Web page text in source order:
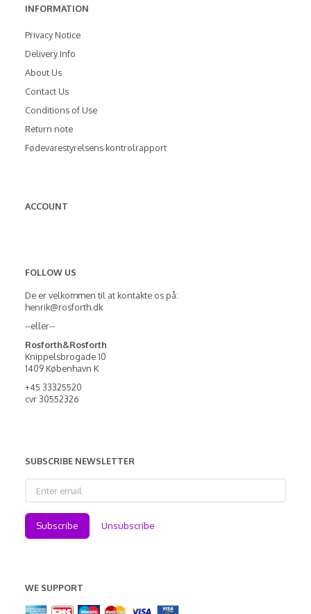
INFORMATION
Privacy Notice
Delivery Info
About Us
Contact Us
Conditions of Use
Return note
Fødevarestyrelsens kontrolrapport
ACCOUNT
FOLLOW US
De er velkommen til at kontakte os på:
henrik@rosforth.dk
--eller--
Rosforth&Rosforth
Knippelsbrogade 10
1409 København K
+45 33325520
cvr 30552326
SUBSCRIBE NEWSLETTER
email
Subscribe Unsubscribe
WE SUPPORT